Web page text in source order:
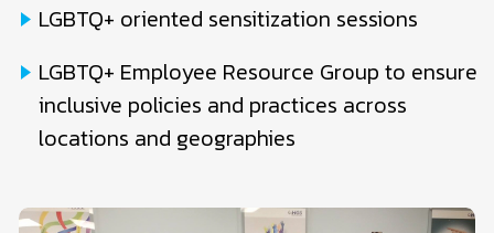
LGBTQ+ oriented sensitization sessions
LGBTQ+ Employee Resource Group to ensure
inclusive policies and practices across
locations and geographies